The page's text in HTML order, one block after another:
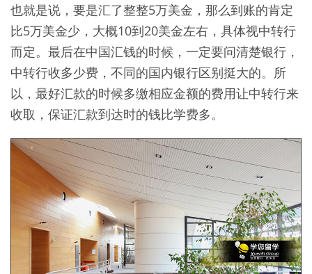
也就是说，要是汇了整整5万美金，那么到账的肯定
比5万美金少，大概10到20美金左右，具体视中转行
而定。最后在中国汇钱的时候，一定要问清楚银行，
中转行收多少费，不同的国内银行区别挺大的。所
以，最好汇款的时候多缴相应金额的费用让中转行来
收取，保证汇款到达时的钱比学费多。